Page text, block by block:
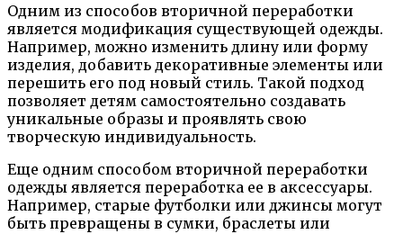
Одним из способов вторичной переработки
является модификация существующей одежды.
Например, можно изменить длину или форму
изделия, добавить декоративные элементы или
перешить его под новый стиль. Такой подход
позволяет детям самостоятельно создавать
уникальные образы и проявлять свою
творческую индивидуальность.
Еще одним способом вторичной переработки
одежды является переработка ее в аксессуары.
Например, старые футболки или джинсы могут
быть превращены в сумки, браслеты или